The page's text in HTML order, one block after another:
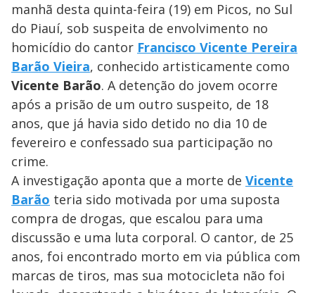
manhã desta quinta-feira (19) em Picos, no Sul
do Piauí, sob suspeita de envolvimento no
homicídio do cantor Francisco Vicente Pereira
Barão Vieira, conhecido artisticamente como
Vicente Barão. A detenção do jovem ocorre
após a prisão de um outro suspeito, de 18
anos, que já havia sido detido no dia 10 de
fevereiro e confessado sua participação no
crime.
A investigação aponta que a morte de Vicente
Barão teria sido motivada por uma suposta
compra de drogas, que escalou para uma
discussão e uma luta corporal. O cantor, de 25
anos, foi encontrado morto em via pública com
marcas de tiros, mas sua motocicleta não foi